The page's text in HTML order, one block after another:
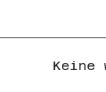
Keine